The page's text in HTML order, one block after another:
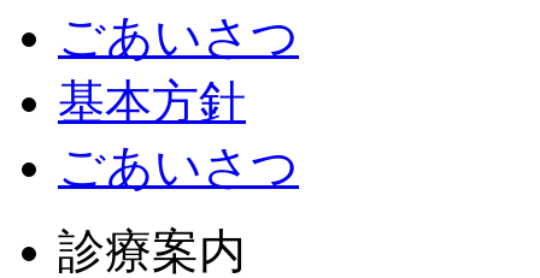
ごあいさつ
基本方針
ごあいさつ
診療案内